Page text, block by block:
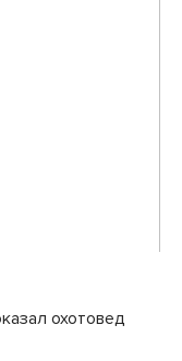
охотовед